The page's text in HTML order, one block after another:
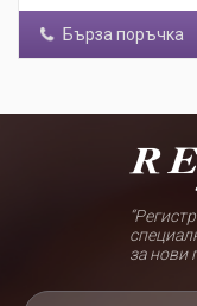
Бърза поръчка
за нови